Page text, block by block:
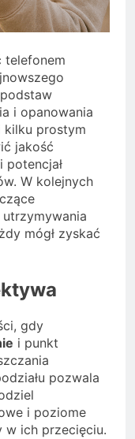
telefonem
i opanowania
kilku prostym
jakość
potencjał
W kolejnych
utrzymywania
mógł zyskać
gdy
i punkt
pozwala
i poziome
w ich przecięciu.